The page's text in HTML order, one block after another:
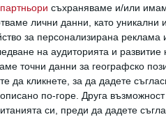
партньори съхраняваме и/или
лични данни, като
за персонализирана
на аудиторията и развитие
точни данни за географско
да кликнете, за да дадете
описано по-горе. Друга
си, преди да дадете
айрян без сол.
за хапването на